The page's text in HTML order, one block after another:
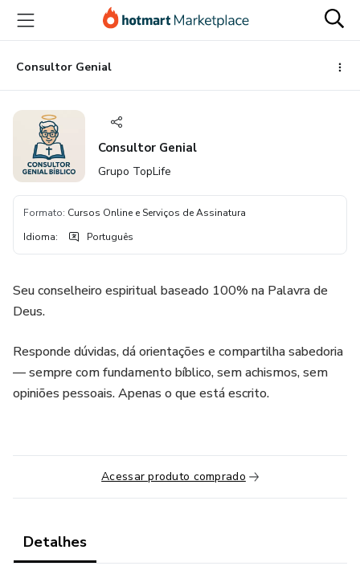
para
conteúdo
principal
para
pagamento
para
rodapéConsultor Genial
Consultor Genial
Grupo TopLife
Formato: Cursos Online e Serviços de Assinatura
Idioma: Português
Seu conselheiro espiritual baseado 100% na Palavra de
Deus.
Responde dúvidas, dá orientações e compartilha sabedoria
— sempre com fundamento bíblico, sem achismos, sem
opiniões pessoais. Apenas o que está escrito.
Acessar produto comprado
Detalhes